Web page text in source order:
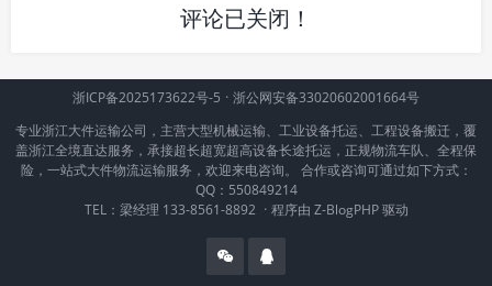
评论已关闭！
浙ICP备2025173622号-5 · 浙公网安备33020602001664号
专业浙江大件运输公司，主营大型机械运输、工业设备托运、工程设备搬迁，覆
盖浙江全境直达服务，承接超长超宽超高设备长途托运，正规物流车队、全程保
险，一站式大件物流运输服务，欢迎来电咨询。 合作或咨询可通过如下方式：
QQ：550849214
TEL：梁经理 133-8561-8892 · 程序由 Z-BlogPHP驱动